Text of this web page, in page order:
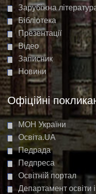
Зарубіжна
Бібліотека
Презентації
Відео
Записник
Новини
Офіційні
МОН України
Освіта.UA
Педрада
Педпреса
Освітній портал
Департамент освіти